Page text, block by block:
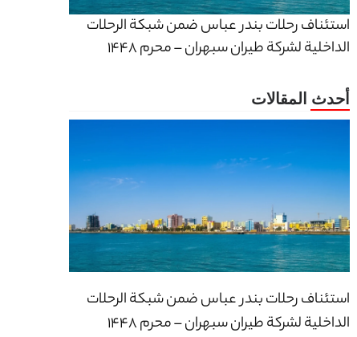
استئناف رحلات بندر عباس ضمن شبكة الرحلات
الداخلية لشركة طيران سبهران – محرم 1448
استئناف رحلات بندر عباس ضمن شبكة الرحلات
الداخلية لشركة طيران سبهران – محرم 1448